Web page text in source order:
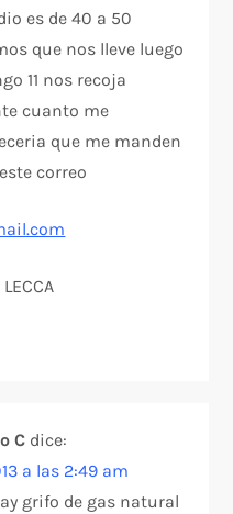
es de 40 a 50
que nos lleve luego
11 nos recoja
cuanto me
que me manden
correo
C dice:
a las 2:49 am
grifo de gas natural